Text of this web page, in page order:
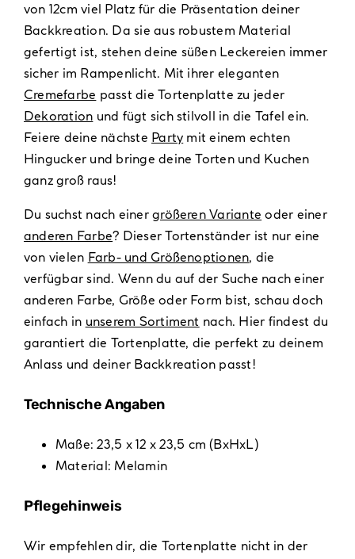
von 12cm viel Platz für die Präsentation deiner
Backkreation. Da sie aus robustem Material
gefertigt ist, stehen deine süßen Leckereien immer
sicher im Rampenlicht. Mit ihrer eleganten
Cremefarbe passt die Tortenplatte zu jeder
Dekoration und fügt sich stilvoll in die Tafel ein.
Feiere deine nächste Party mit einem echten
Hingucker und bringe deine Torten und Kuchen
ganz groß raus!
Du suchst nach einergrößeren Variante oder einer
anderen Farbe? Dieser Tortenständer ist nur eine
von vielen Farb- und Größenoptionen, die
verfügbar sind. Wenn du auf der Suche nach einer
anderen Farbe, Größe oder Form bist, schau doch
einfach in unserem Sortiment nach. Hier findest du
garantiert die Tortenplatte, die perfekt zu deinem
Anlass und deiner Backkreation passt!
Technische Angaben
Maße: 23,5 x 12 x 23,5 cm (BxHxL)
Material: Melamin
Pflegehinweis
Wir empfehlen dir, die Tortenplatte nicht in der